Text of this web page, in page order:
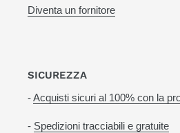
Diventa un fornitore
SICUREZZA
-Acquisti sicuri al 100% con la
- Spedizioni tracciabili e gratuite